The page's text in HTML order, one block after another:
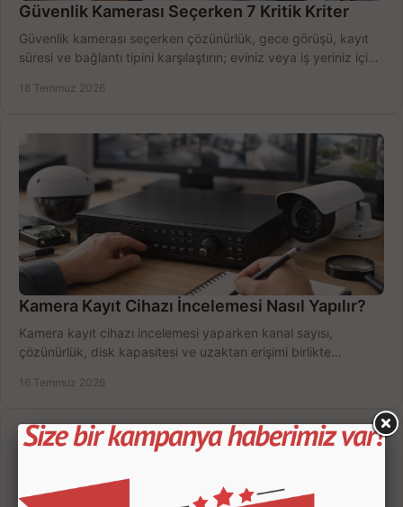
Güvenlik Kamerası Seçerken 7 Kritik Kriter
Güvenlik kamerası seçerken çözünürlük, gece görüşü, kayıt
süresi ve bağlantı tipini karşılaştırın; eviniz veya iş yeriniz için
18 Temmuz 2026
Kamera Kayıt Cihazı İncelemesi Nasıl Yapılır?
Kamera kayıt cihazı incelemesi yaparken kanal sayısı,
çözünürlük, disk kapasitesi ve uzaktan erişimi birlikte
16 Temmuz 2026